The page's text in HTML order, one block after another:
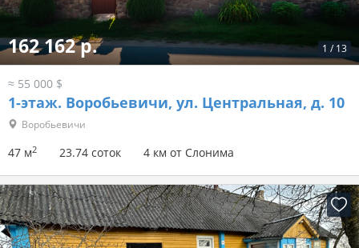
1 / 13
162 162 р.
≈ 55 000 $
1-этаж. Воробьевичи, ул. Центральная, д. 10
Воробьевичи
47 м2 23.74 соток 4 км от Слонима